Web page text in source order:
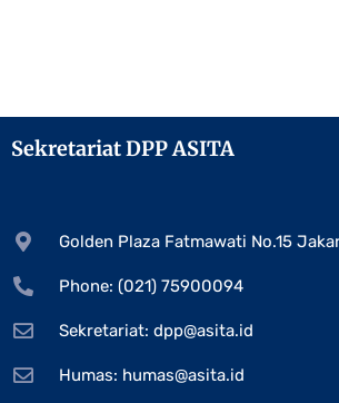
Sekretariat DPP ASITA
Golden Plaza Fatmawati No.15
Phone: (021) 75900094
Sekretariat: dpp@asita.id
Humas: humas@asita.id